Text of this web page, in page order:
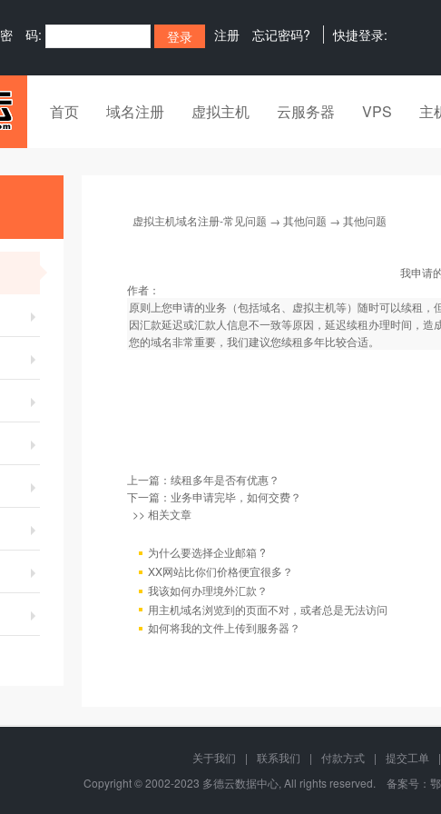
密 码: 注册 忘记密码? 快捷登录:
首页 域名注册 虚拟主机 云服务器 VPS 主
虚拟主机域名注册-常见问题 → 其他问题 → 其他问题
我申请
作者：
原则上您申请的业务（包括域名、虚拟主机等）随时可以续租
因汇款延迟或汇款人信息不一致等原因，延迟续租办理时间，
您的域名非常重要，我们建议您续租多年比较合适。
上一篇： 续租多年是否有优惠？
下一篇： 业务申请完毕，如何交费？
>> 相关文章
为什么要选择企业邮箱 ?
XX网站比你们价格便宜很多？
我该如何办理境外汇款？
用主机域名浏览到的页面不对，或者总是无法访问
如何将我的文件上传到服务器？
关于我们 | 联系我们 | 付款方式 | 提交工单 |
Copyright © 2002-2023 多德云数据中心, All rights reserved. 备案号：